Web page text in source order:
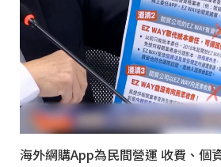
海外網購App為民間營運 收費、個